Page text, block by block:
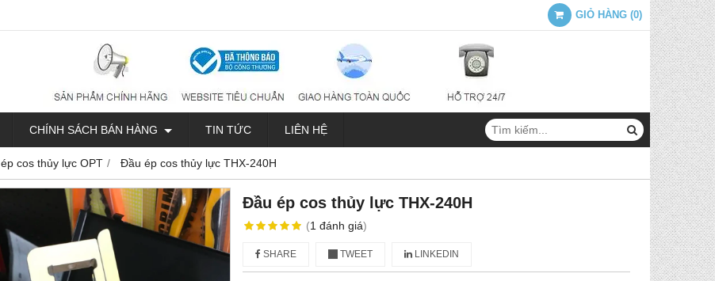
GIỎ HÀNG (0)
CHÍNH SÁCH BÁN HÀNG TIN TỨC LIÊN HỆ
ép cos thủy lực OPT Đầu ép cos thủy lực THX-240H
Đầu ép cos thủy lực THX-240H
(1 đánh giá)
SHARE TWEET LINKEDIN